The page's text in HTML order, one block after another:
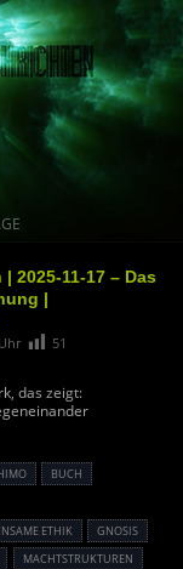
2025-11-17 – Das
|
51
das zeigt:
BUCH
ETHIK
GNOSIS
MACHTSTRUKTUREN